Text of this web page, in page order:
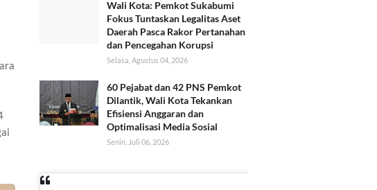
Wali Kota: Pemkot Sukabumi
Fokus Tuntaskan Legalitas Aset
Daerah Pasca Rakor Pertanahan
dan Pencegahan Korupsi
Selasa, Agustus 04, 2026
60 Pejabat dan 42 PNS Pemkot
Dilantik, Wali Kota Tekankan
Efisiensi Anggaran dan
Optimalisasi Media Sosial
Senin, Juli 06, 2026